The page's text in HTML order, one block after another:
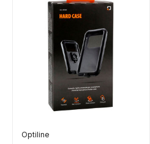
Optiline